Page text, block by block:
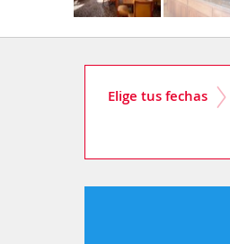
Elige tus fechas